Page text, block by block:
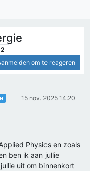
2
om te reageren
15 nov. 2025 14:20
Physics en zoals
ben ik aan jullie
uit om binnenkort